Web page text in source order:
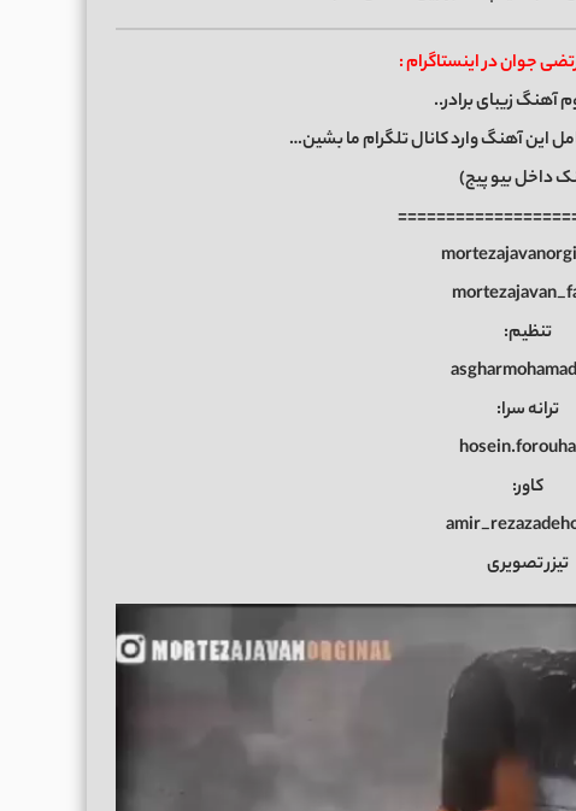
جوان در اینستاگرام :
آهنگ زیبای برادر..
این آهنگ وارد کانال تلگرام ما بشین…
داخل بیو پیج)
تنظیم:
ترانه سرا:
کاور:
تیزر تصویری